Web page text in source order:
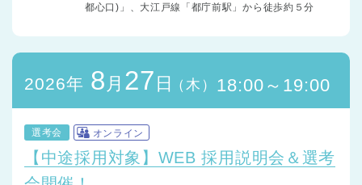
都心口)」、大江戸線「都庁前駅」から徒歩約５分
2026年 8 月 27 日 （木） 18:00～19:00
選考会 オンライン
【中途採用対象】WEB 採用説明会＆選考